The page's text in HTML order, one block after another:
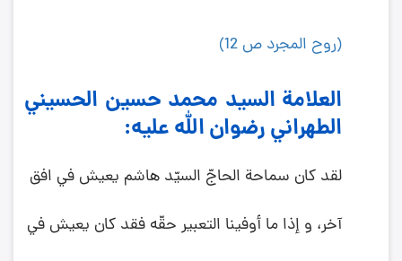
(روح المجرد ص 12)
العلامة السيد محمد حسين الحسيني
الطهراني رضوان الله عليه:
لقد كان سماحة الحاجّ السيّد هاشم يعيش في افق
آخر، و إذا ما أوفينا التعبير حقّه فقد كان يعيش في